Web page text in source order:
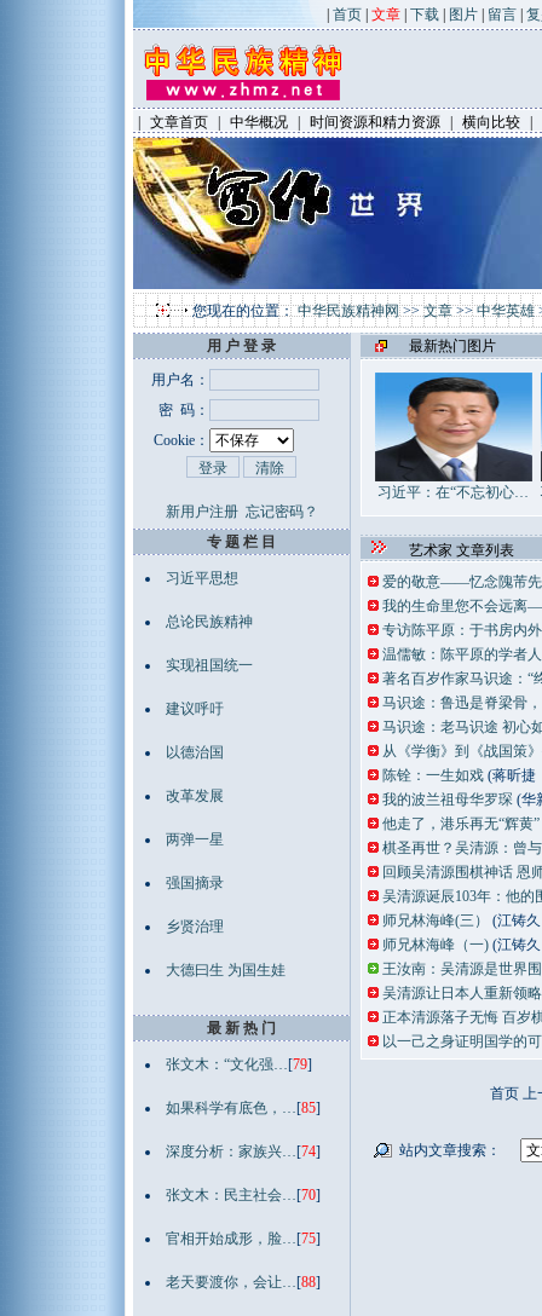
首页 文章 下载 图片 留言
文章首页 中华概况 时间资源和精力资源 横向比较
您现在的位置：中华民族精神网>>文章>>中华英雄
用 户 登 录
用户名：
密 码：
Cookie：
新用户注册 忘记密码？
专 题 栏 目
习近平思想
总论民族精神
实现祖国统一
建议呼吁
以德治国
改革发展
两弹一星
强国摘录
乡贤治理
大德曰生 为国生娃
最 新 热 门
张文木：“文化强…[79]
如果科学有底色，…[85]
深度分析：家族兴…[74]
张文木：民主社会…[70]
官相开始成形，脸…[75]
老天要渡你，会让…[88]
最新热门图片
习近平：在“不忘初心…
艺术家 文章列表
爱的敬意——忆念隗芾
我的生命里您不会远
专访陈平原：于书房内
温儒敏：陈平原的学者
著名百岁作家马识途：
马识途：鲁迅是脊梁骨
马识途：老马识途 初心
从《学衡》到《战国策
陈铨：一生如戏 (蒋昕捷
我的波兰祖母华罗琛 (华
他走了，港乐再无“辉黄”
棋圣再世？吴清源：曾
回顾吴清源围棋神话 恩
吴清源诞辰103年：他
师兄林海峰(三）
(江铸
师兄林海峰（一) (江铸
王汝南：吴清源是世界
吴清源让日本人重新领
正本清源落子无悔 百岁
以一己之身证明国学
首页
站内文章搜索：